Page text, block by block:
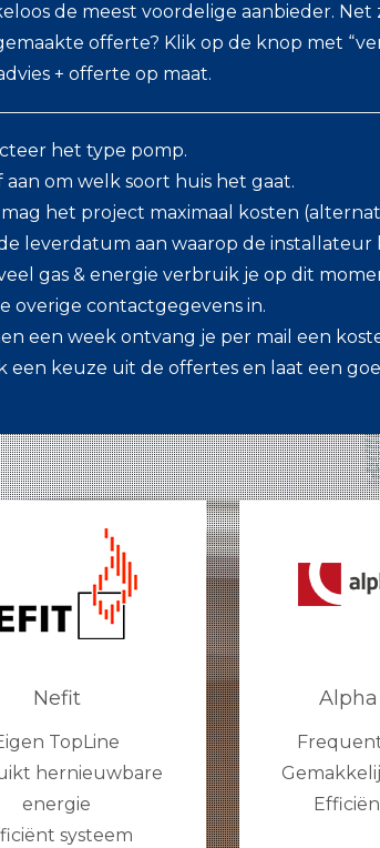
de meest voordelige aanbieder. Net
offerte? Klik op de knop met
+ offerte op maat.
het type pomp.
aan om welk soort huis het gaat.
het project maximaal kosten
leverdatum aan waarop de installateur
gas & energie verbruik je op dit
overige contactgegevens in.
een week ontvang je per mail een
een keuze uit de offertes en laat een
Nefit
TopLine
hernieuwbare
energie
systeem